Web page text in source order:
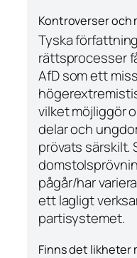
Kontroverser
Tyska
rättsprocesser
AfD som ett
vilket möjliggör
delar och
prövats särskilt.
pågår/har
ett lagligt
partisystemet.
Finns det likheter